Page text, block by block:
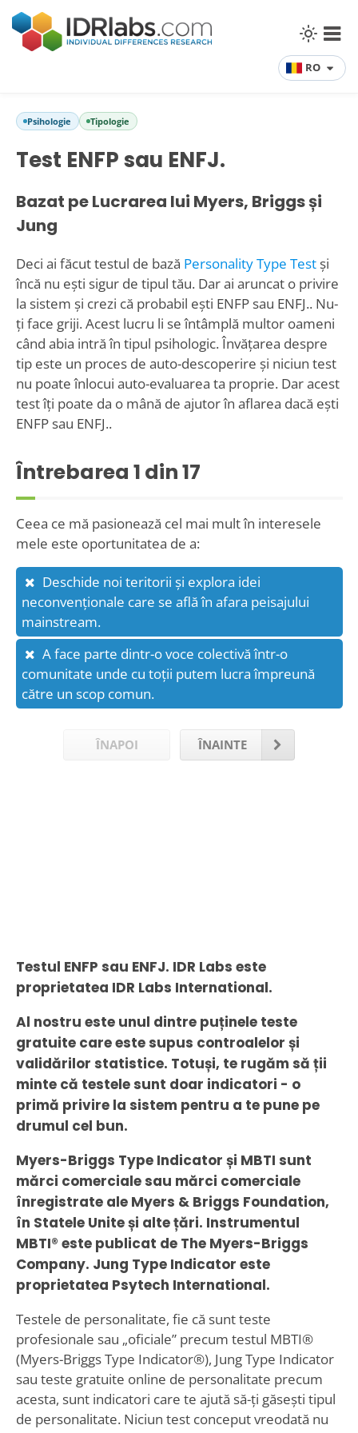
RO
Psihologie Tipologie
Test ENFP sau ENFJ.
Bazat pe Lucrarea lui Myers, Briggs și
Jung
Deci ai făcut testul de bază Personality Type Testși
încă nu ești sigur de tipul tău. Dar ai aruncat o privire
la sistem și crezi că probabil ești ENFP sau ENFJ.. Nu-
ți face griji. Acest lucru li se întâmplă multor oameni
când abia intră în tipul psihologic. Învățarea despre
tip este un proces de auto-descoperire și niciun test
nu poate înlocui auto-evaluarea ta proprie. Dar acest
test îți poate da o mână de ajutor în aflarea dacă ești
ENFP sau ENFJ..
Întrebarea 1 din 17
Ceea ce mă pasionează cel mai mult în interesele
mele este oportunitatea de a:
Deschide noi teritorii și explora idei
neconvenționale care se află în afara peisajului
mainstream.
A face parte dintr-o voce colectivă într-o
comunitate unde cu toții putem lucra împreună
către un scop comun.
ÎNAPOI ÎNAINTE
Testul ENFP sau ENFJ. IDR Labs este
proprietatea IDR Labs International.
Al nostru este unul dintre puținele teste
gratuite care este supus controalelor și
validărilor statistice. Totuși, te rugăm să ții
minte că testele sunt doar indicatori - o
primă privire la sistem pentru a te pune pe
drumul cel bun.
Myers-Briggs Type Indicator și MBTI sunt
mărci comerciale sau mărci comerciale
înregistrate ale Myers & Briggs Foundation,
în Statele Unite și alte țări. Instrumentul
MBTI® este publicat de The Myers-Briggs
Company. Jung Type Indicator este
proprietatea Psytech International.
Testele de personalitate, fie că sunt teste
profesionale sau „oficiale” precum testul MBTI®
(Myers-Briggs Type Indicator®), Jung Type Indicator
sau teste gratuite online de personalitate precum
acesta, sunt indicatori care te ajută să-ți găsești tipul
de personalitate. Niciun test conceput vreodată nu